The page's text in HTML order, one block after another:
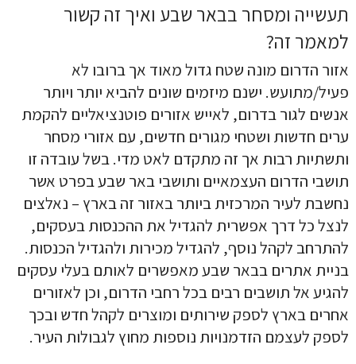
תעשייה ומסחר בבאר שבע ואיך זה קשור
למאמר זה?
אזור הדרום מונה שטח גדול מאוד אך ברובו לא
פעיל/מתועש. ישנם מיזמים שונים להביא יותר ויותר
אנשים לגור בדרום, לאייש אזורים פוטנציאליים להקמת
ערים חדשות ושטחי מגורים חדשים, עם אזורי מסחר
ותשתיות רבות אך זה מתקדם לאט מדי. בשל עובדה זו
תושבי הדרום העצמאיים ותושבי באר שבע בפרט אשר
נחשבת לעיר המרכזית ביותר באזור זה בארץ – נאלצים
לנצל כל דרך אפשרית להגדיל את ההכנסות בעסקים,
להתרחב לקהל נוסף, להגדיל מכירות ולהגדיל הכנסות.
בניית אתרים בבאר שבע מאפשרים לאותם בעלי עסקים
להגיע אל תושבים רבים בכל רחבי הדרום, וכן לאזורים
אחרים בארץ לספק שירותים ומוצרים לקהל חדש ובכך
לספק לעצמם הזדמנויות נוספות מחוץ לגבולות העיר.
קראתי ואני מאשר/ת את מדיניות הפרטיותשל האתר, ומסכים/ה
לשמירת המידע לצורך טיפול בפנייתי (חובה)